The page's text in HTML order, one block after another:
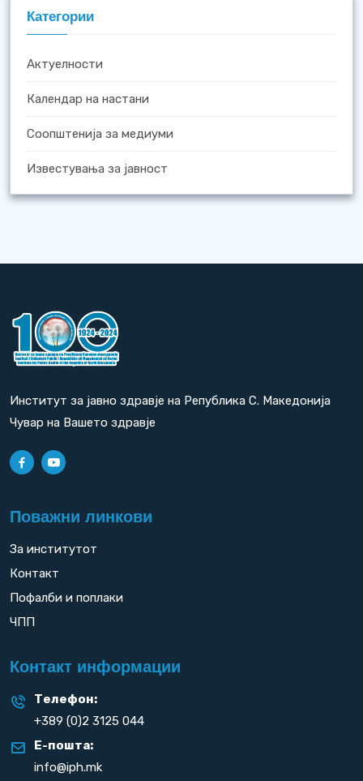
Категории
Актуелности
Календар на настани
Соопштенија за медиуми
Известувања за јавност
Институт за јавно здравје на Република С. Македонија
Чувар на Вашето здравје
Поважни линкови
За институтот
Контакт
Пофалби и поплаки
ЧПП
Контакт информации
Телефон:
+389 (0)2 3125 044
Е-пошта:
info@iph.mk